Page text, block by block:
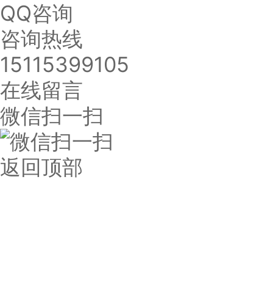
QQ咨询
咨询热线
15115399105
在线留言
微信扫一扫
返回顶部